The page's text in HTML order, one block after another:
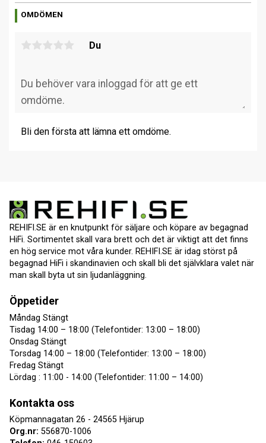
OMDÖMEN
Du
Bli den första att lämna ett omdöme.
REHIFI.SE är en knutpunkt för säljare och köpare av begagnad
HiFi. Sortimentet skall vara brett och det är viktigt att det finns
en hög service mot våra kunder. REHIFI.SE är idag störst på
begagnad HiFi i skandinavien och skall bli det självklara valet när
man skall byta ut sin ljudanläggning.
Öppetider
Måndag Stängt
Tisdag 14:00 – 18:00 (Telefontider: 13:00 – 18:00)
Onsdag Stängt
Torsdag 14:00 – 18:00 (Telefontider: 13:00 – 18:00)
Fredag Stängt
Lördag : 11:00 - 14:00 (Telefontider: 11:00 – 14:00)
Kontakta oss
Köpmannagatan 26 - 24565 Hjärup
Org.nr: 556870-1006